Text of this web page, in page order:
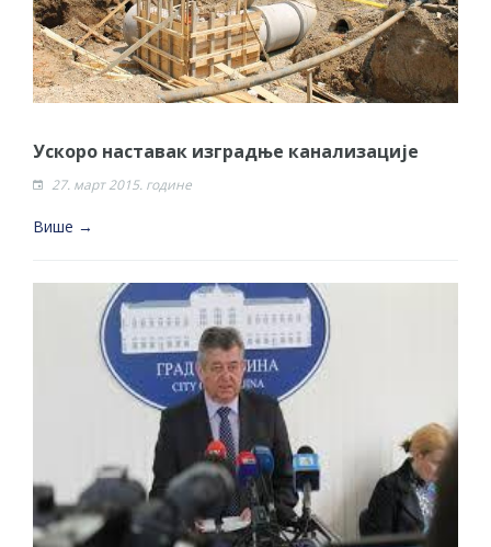
Ускоро наставак изградње канализације
27. март 2015. године
Више →